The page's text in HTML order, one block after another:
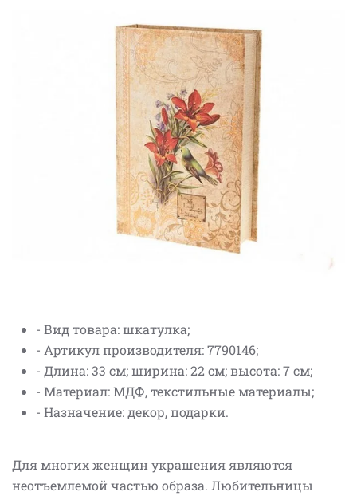
- Вид товара: шкатулка;
- Артикул производителя: 7790146;
- Длина: 33 см; ширина: 22 см; высота: 7 см;
- Материал: МДФ, текстильные материалы;
- Назначение: декор, подарки.
Для многих женщин украшения являются
неотъемлемой частью образа. Любительницы